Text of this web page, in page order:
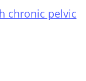
chronic pelvic